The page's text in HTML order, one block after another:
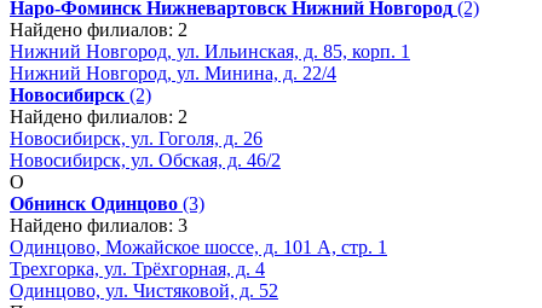
Наро-Фоминск Нижневартовск Нижний Новгород (2)
Найдено филиалов: 2
Нижний Новгород, ул. Ильинская, д. 85, корп. 1
Нижний Новгород, ул. Минина, д. 22/4
Новосибирск (2)
Найдено филиалов: 2
Новосибирск, ул. Гоголя, д. 26
Новосибирск, ул. Обская, д. 46/2
О
Обнинск Одинцово (3)
Найдено филиалов: 3
Одинцово, Можайское шоссе, д. 101 А, стр. 1
Трехгорка, ул. Трёхгорная, д. 4
Одинцово, ул. Чистяковой, д. 52